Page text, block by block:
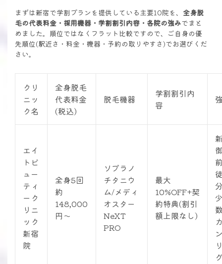
まずは新宿で学割プランを提供している主要10院を、 全身脱
毛の代表料金・採用機器・学割割引内容・各院の強みでまと
めました。順位ではなくフラット比較ですので、ご自身の優
先順位(駅近さ・料金・機器・予約の取りやすさ)でお選びくだ
さい。
クリ
ニッ
ク名
全身脱毛
代表料金
(税込)
脱毛機器
学割割引内
容
エイ
トビ
ュー
ティ
ーク
リニ
ック
新宿
院
全身5回
約
148,000
円〜
ソプラノ
チタニウ
ム/メディ
オスター
NeXT
PRO
最大
10%OFF+契
約特典(割引
額上限なし)